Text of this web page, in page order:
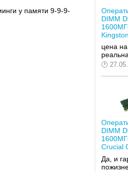
у памяти 9-9-9-
DIMM
цена
DIMM
Crucial
Да, и